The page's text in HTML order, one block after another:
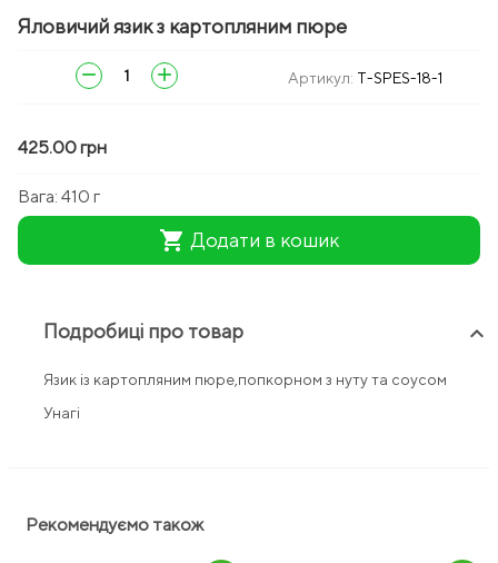
Яловичий язик з картопляним пюре
remove add Артикул: T-SPES-18-1
425.00 грн
Вага: 410 г
shopping_cart Додати в кошик
Подробиці про товар keyboard_arrow_up
Язик із картопляним пюре,попкорном з нуту та соусом
Унагі
Рекомендуємо також